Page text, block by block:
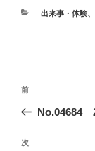
カ
出来事・体験、
投
ビ
前
の
稿
前
No.04684
次
次